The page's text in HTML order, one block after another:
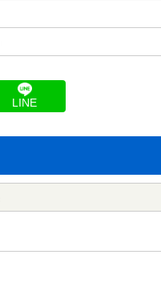
LINE